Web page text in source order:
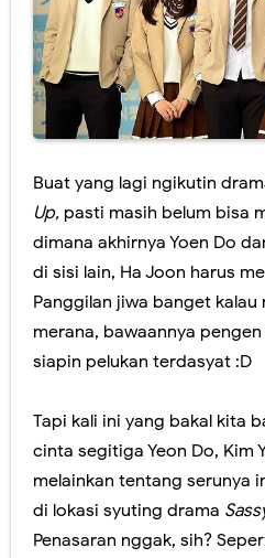
Buat yang lagi ngikutin
Up, pasti masih belum bisa
dimana akhirnya Yoen Do
di sisi lain, Ha Joon harus
Panggilan jiwa banget
merana, bawaannya
siapin pelukan terdasyat :D
Tapi kali ini yang bakal kita
cinta segitiga Yeon Do, Kim
melainkan tentang serunya
di lokasi syuting drama
Penasaran nggak, sih?